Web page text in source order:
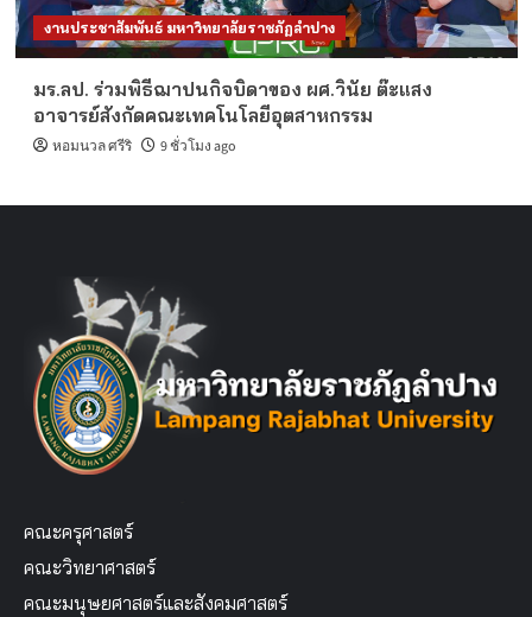
งานประชาสัมพันธ์ มหาวิทยาลัยราชภัฏลำปาง
มร.ลป. ร่วมพิธีฌาปนกิจบิดาของ ผศ.วินัย ต๊ะแสง
อาจารย์สังกัดคณะเทคโนโลยีอุตสาหกรรม
หอมนวล ศรีริ 9 ชั่วโมง ago
คณะครุศาสตร์
คณะวิทยาศาสตร์
คณะมนุษยศาสตร์และสังคมศาสตร์